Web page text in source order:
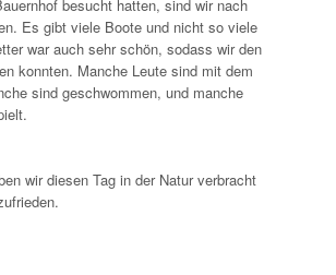
besucht hatten, sind wir nach
Es gibt viele Boote und nicht so viele
war auch sehr schön, sodass wir den
konnten. Manche Leute sind mit dem
sind geschwommen, und manche
wir diesen Tag in der Natur verbracht